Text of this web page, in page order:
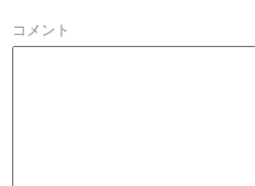
コメント